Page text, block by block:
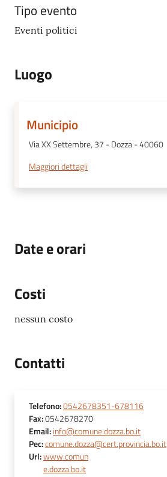
Tipo evento
Eventi politici
Luogo
Municipio
Via XX Settembre, 37 - Dozza - 40060
Maggiori dettagli
Date e orari
Costi
nessun costo
Contatti
Telefono:0542678351-678116
Fax:0542678270
Email:info@comune.dozza.bo.it
Pec:comune.dozza@cert.provincia.bo.it
Url:www.comun
e.dozza.bo.it